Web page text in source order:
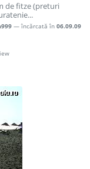
de fitze (preturi
— încărcată în 06.09.09